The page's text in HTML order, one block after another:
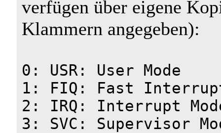
verfügen über eigene
Klammern angegeben):
0: USR: User Mode
1: FIQ: Fast Interrupt
2: IRQ: Interrupt
3: SVC: Supervisor